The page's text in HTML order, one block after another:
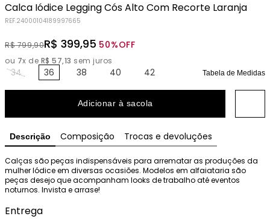
Calca Iódice Legging Cós Alto Com Recorte Laranja
REF.24000104189997665
R$ 799,90R$ 399,95 50%OFF
ou 7x de R$ 57,13 sem juros
34 36 38 40 42 Tabela de Medidas
Adicionar à sacola
Descrição Composição Trocas e devoluções
Calças são peças indispensáveis para arrematar as produções da
mulher Iódice em diversas ocasiões. Modelos em alfaiataria são
peças desejo que acompanham looks de trabalho até eventos
noturnos. Invista e arrase!
Entrega